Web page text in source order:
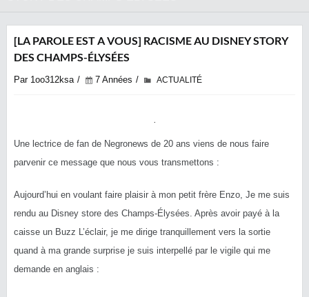
[LA PAROLE EST A VOUS] RACISME AU DISNEY STORY
DES CHAMPS-ÉLYSÉES
Par 1oo312ksa 7 Années ACTUALITÉ
Une lectrice de fan de Negronews de 20 ans viens de nous faire
parvenir ce message que nous vous transmettons :
Aujourd’hui en voulant faire plaisir à mon petit frère Enzo, Je me suis
rendu au Disney store des Champs-Élysées. Après avoir payé à la
caisse un Buzz L’éclair, je me dirige tranquillement vers la sortie
quand à ma grande surprise je suis interpellé par le vigile qui me
demande en anglais :